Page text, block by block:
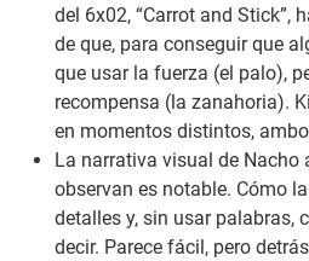
del 6x02, “Carrot and Stick”,
de que, para conseguir que
que usar la fuerza (el palo),
recompensa (la zanahoria).
en momentos distintos,
La narrativa visual de Nacho
observan es notable. Cómo
detalles y, sin usar palabras,
decir. Parece fácil, pero